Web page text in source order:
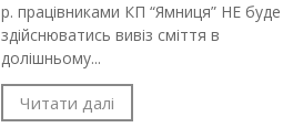
р. працівниками КП “Ямниця” НЕ буде
здійснюватись вивіз сміття в
долішньому...
Читати далі